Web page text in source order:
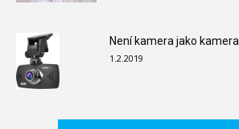
Není kamera jako kamera
1.2.2019